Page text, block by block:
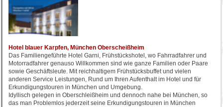
Hotel blauer Karpfen, München Oberscheißheim
Das Familiengeführte Hotel Garni, Frühstückshotel, wo Fahrradfahrer und
Motorradfahrer genauso Willkommen sind wie ganze Familien oder Paare
sowie Geschäftsleute. Mit reichhaltigem Frühstücksbuffet und vielen
anderen Service Leistungen, Rund um Ihren Aufenthalt im Hotel und für
Erkundigungstouren in München und Umgebung.
Idyllisch gelegen in Oberschleißheim und dennoch nahe bei München, so
das man Problemlos jederzeit seine Erkundigungstouren in München